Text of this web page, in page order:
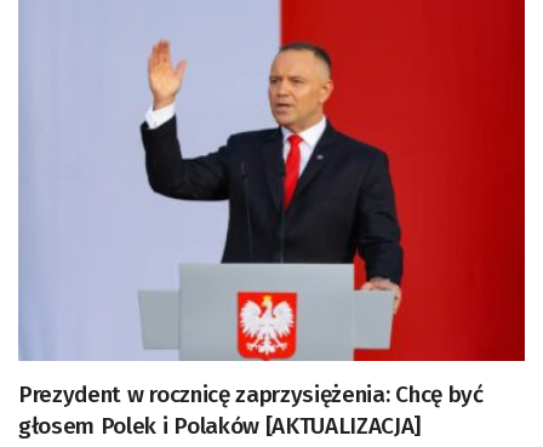
Prezydent w rocznicę zaprzysiężenia: Chcę być
głosem Polek i Polaków [AKTUALIZACJA]